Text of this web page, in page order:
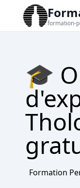
formation-
🎓
Formation